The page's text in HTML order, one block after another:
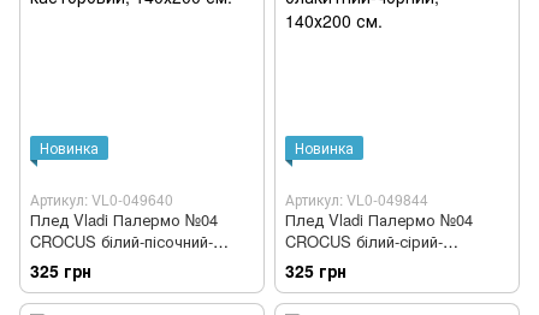
Новинка
Артикул: VL0-049640
Плед Vladi Палермо №04
CROCUS білий-пісочний-
касторовий
325 грн
Новинка
Артикул: VL0-049844
Плед Vladi Палермо №04
CROCUS білий-сірий-
блакитний-чорний
325 грн